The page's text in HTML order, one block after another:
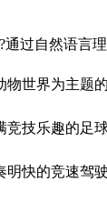
过自然语
世界为主
竞技乐趣的
明快的竞速